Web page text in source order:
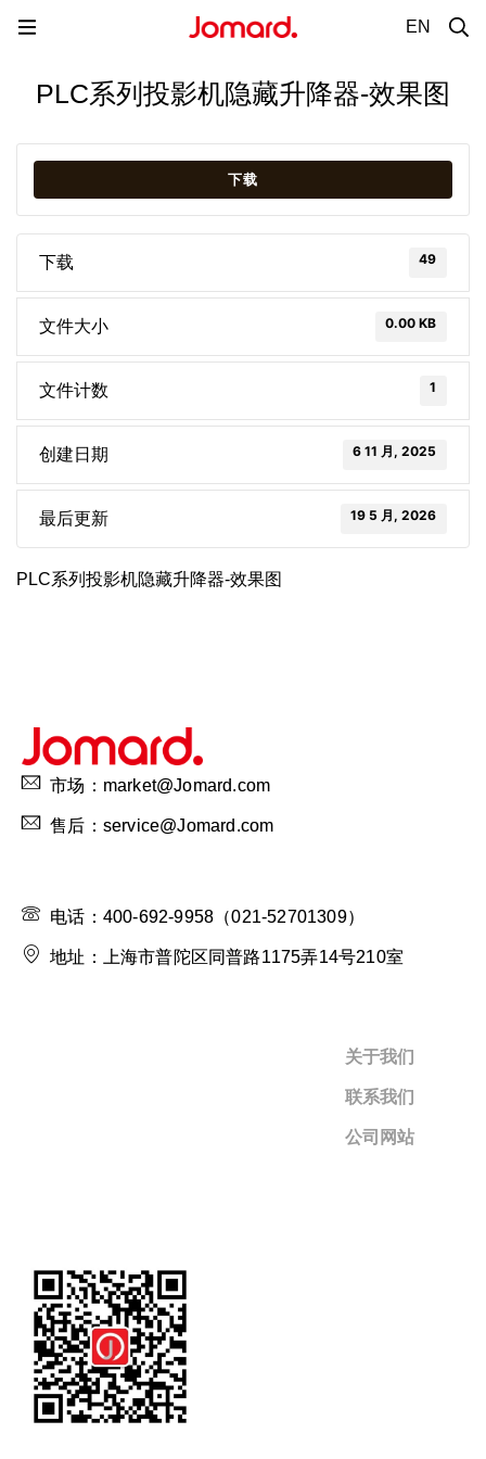
EN
PLC系列投影机隐藏升降器-效果图
下载
下载 49
文件大小 0.00 KB
文件计数 1
创建日期 6 11 月, 2025
最后更新 19 5 月, 2026
PLC系列投影机隐藏升降器-效果图
市场：market@Jomard.com
售后：service@Jomard.com
电话：400-692-9958（021-52701309）
地址：上海市普陀区同普路1175弄14号210室
关于我们
联系我们
公司网站